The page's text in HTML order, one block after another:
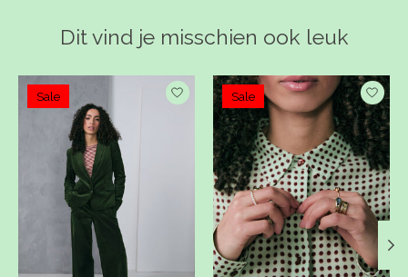
Dit vind je misschien ook leuk
Items van productcarrousel
Sale Sale